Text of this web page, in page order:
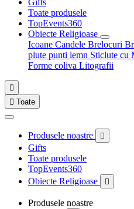
Gifts
Toate produsele
TopEvents360
Obiecte Religioase
Icoane Candele Brelocuri
plute punti lemn Sticlute cu
Forme coliva Litografii

 Toate
Produsele noastre 
Gifts
Toate produsele
TopEvents360
Obiecte Religioase

Produsele noastre